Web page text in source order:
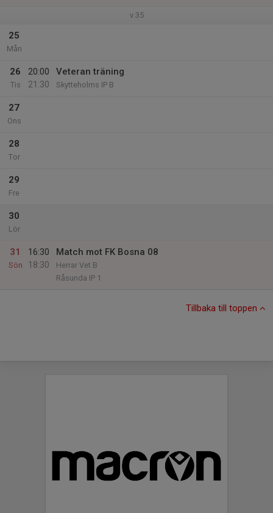
v.35
25
Mån
26
Tis
20:00
21:30
Veteran träning
Skytteholms IP B
27
Ons
28
Tor
29
Fre
30
Lör
31
Sön
16:30
18:30
Match mot FK Bosna 08
Herrar Vet B
Råsunda IP 1
Tillbaka till toppen